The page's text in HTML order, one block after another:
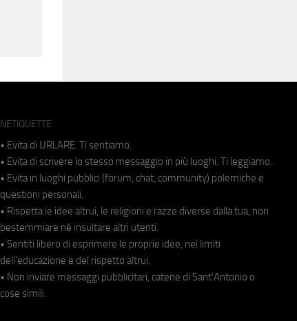
NETIQUETTE
• Evita di URLARE. Ti sentiamo.
• Evita di scrivere lo stesso messaggio in più luoghi. Ti leggiamo.
• Evita in luoghi pubblici (forum, chat, community) polemiche e
questioni personali.
• Rispetta le idee altrui, le religioni e razze diverse dalla tua, non
bestemmiare né insultare altri utenti.
• Sentiti libero di esprimere le proprie idee, nei limiti
dell'educazione e del rispetto altrui.
• Non inviare messaggi pubblicitari, catene di Sant'Antonio o
cose simili.